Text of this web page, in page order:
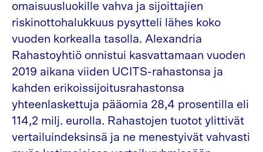
omaisuusluokille vahva ja sijoittajien
riskinottohalukkuus pysytteli lähes koko
vuoden korkealla tasolla. Alexandria
Rahastoyhtiö onnistui kasvattamaan vuoden
2019 aikana viiden UCITS-rahastonsa ja
kahden erikoissijoitusrahastonsa
yhteenlaskettuja pääomia 28,4 prosentilla eli
114,2 milj. eurolla. Rahastojen tuotot ylittivät
vertailuindeksinsä ja ne menestyivät vahvasti